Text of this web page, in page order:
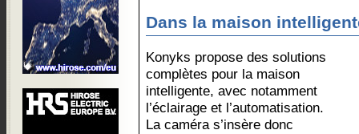
Dans la maison
Konyks propose des solutions
complètes pour la maison
intelligente, avec notamment
l’éclairage et l’automatisation.
La caméra s’insère donc